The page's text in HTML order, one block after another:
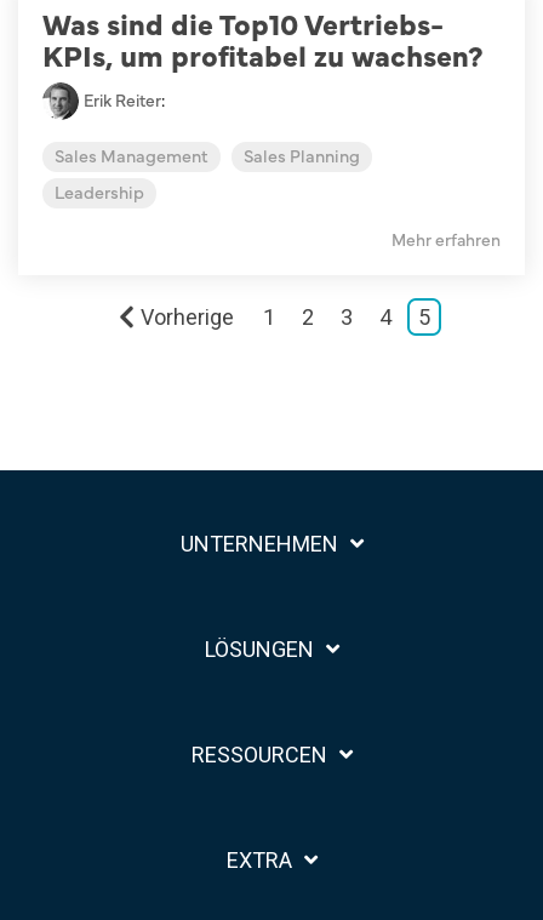
Was sind die Top10 Vertriebs-
KPIs, um profitabel zu wachsen?
Erik Reiter:
Sales Management
Sales Planning
Leadership
Mehr erfahren
Vorherige 1 2 3 4 5
UNTERNEHMEN
LÖSUNGEN
RESSOURCEN
EXTRA